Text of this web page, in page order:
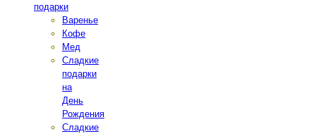
подарки
Варенье
Кофе
Мед
Сладкие
подарки
на
День
Рождения
Сладкие